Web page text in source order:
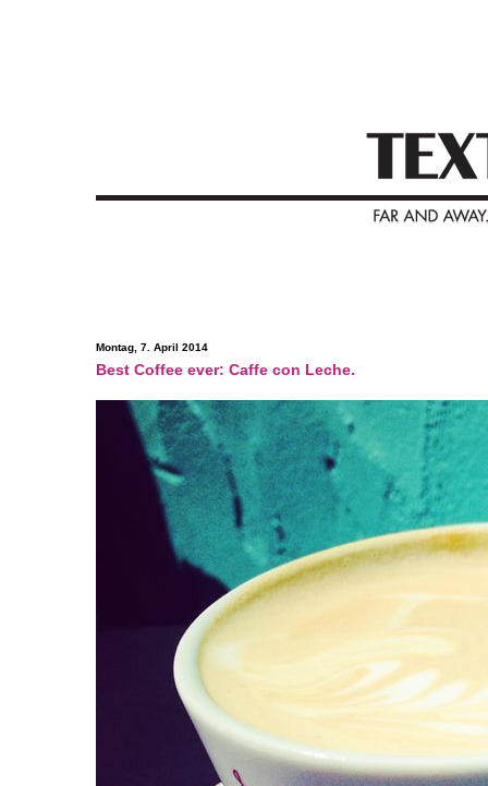
Montag, 7. April 2014
Best Coffee ever: Caffe con Leche.